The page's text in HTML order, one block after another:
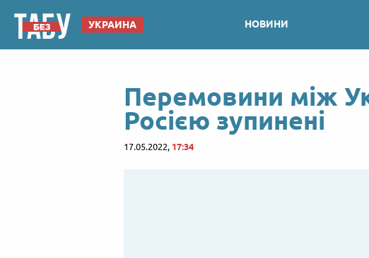
УКРАИНА НОВИНИ
Перемовини між
Росією зупинені
17.05.2022, 17:34